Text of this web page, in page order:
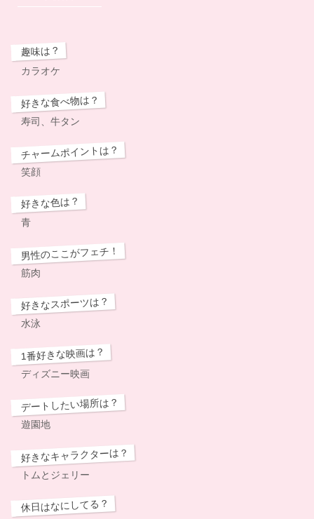
趣味は？
カラオケ
好きな食べ物は？
寿司、牛タン
チャームポイントは？
笑顔
好きな色は？
青
男性のここがフェチ！
筋肉
好きなスポーツは？
水泳
1番好きな映画は？
ディズニー映画
デートしたい場所は？
遊園地
好きなキャラクターは？
トムとジェリー
休日はなにしてる？